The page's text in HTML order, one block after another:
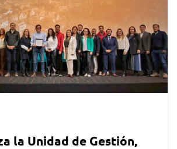
la Unidad de Gestión,